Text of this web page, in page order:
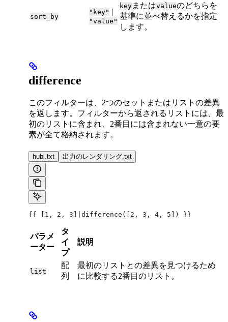
sort_by
"key" |
"value"
key またはvalueのどちらを
基準に並べ替えるかを指定
します。
difference
このフィルターは、2つのセットまたはリストの差異
を返します。フィルターから返されるリストには、最
初のリストに含まれ、2番目には含まれない一意の要
素が全て格納されます。
hubl.txt 出力のレンダリング.txt
{{ [1, 2, 3]|difference([2, 3, 4, 5]) }}
パラメ
ーター
タ
イ
プ
説明
list
配
列
最初のリストとの差異を見つけるため
に比較する2番目のリスト。